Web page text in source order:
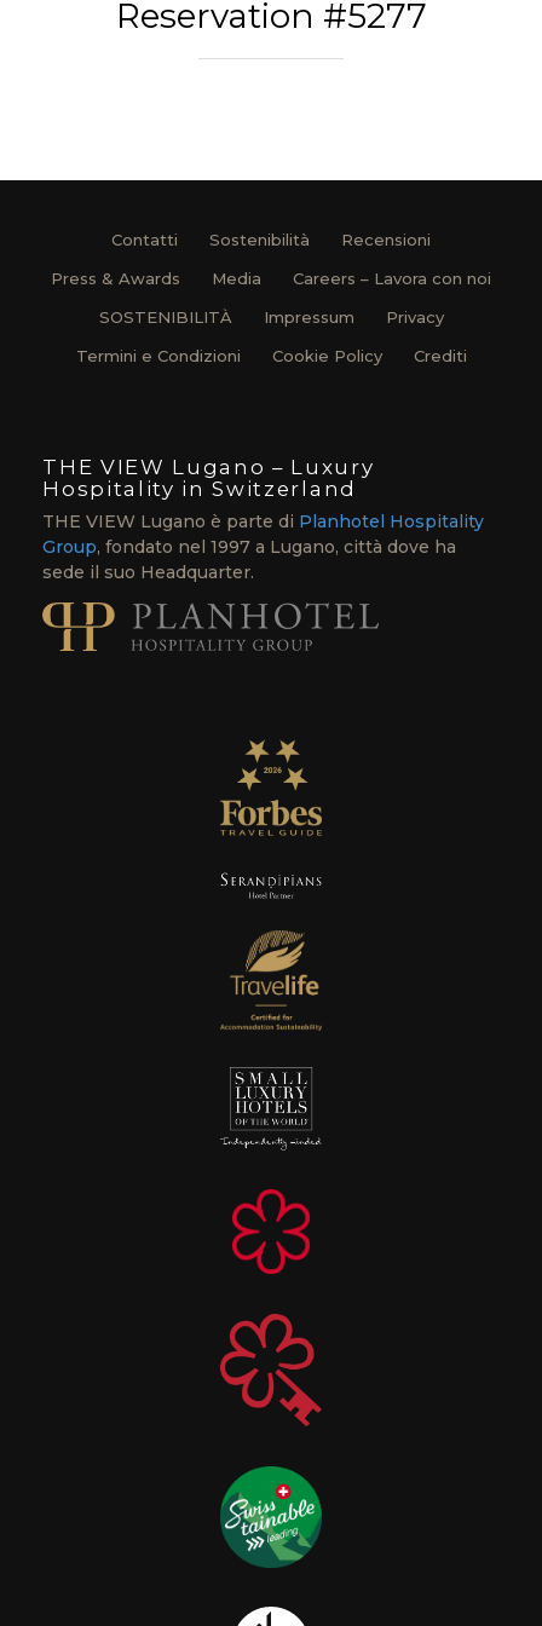
Reservation #5277
Contatti Sostenibilità
Recensioni
Press & Awards
Media
Careers – Lavora con noi
SOSTENIBILITÀ
Impressum
Privacy
Termini e Condizioni
Cookie Policy Crediti
THE VIEW Lugano – Luxury
Hospitality in Switzerland
THE VIEW Lugano è parte di Planhotel Hospitality
Group, fondato nel 1997 a Lugano, città dove ha
sede il suo Headquarter.